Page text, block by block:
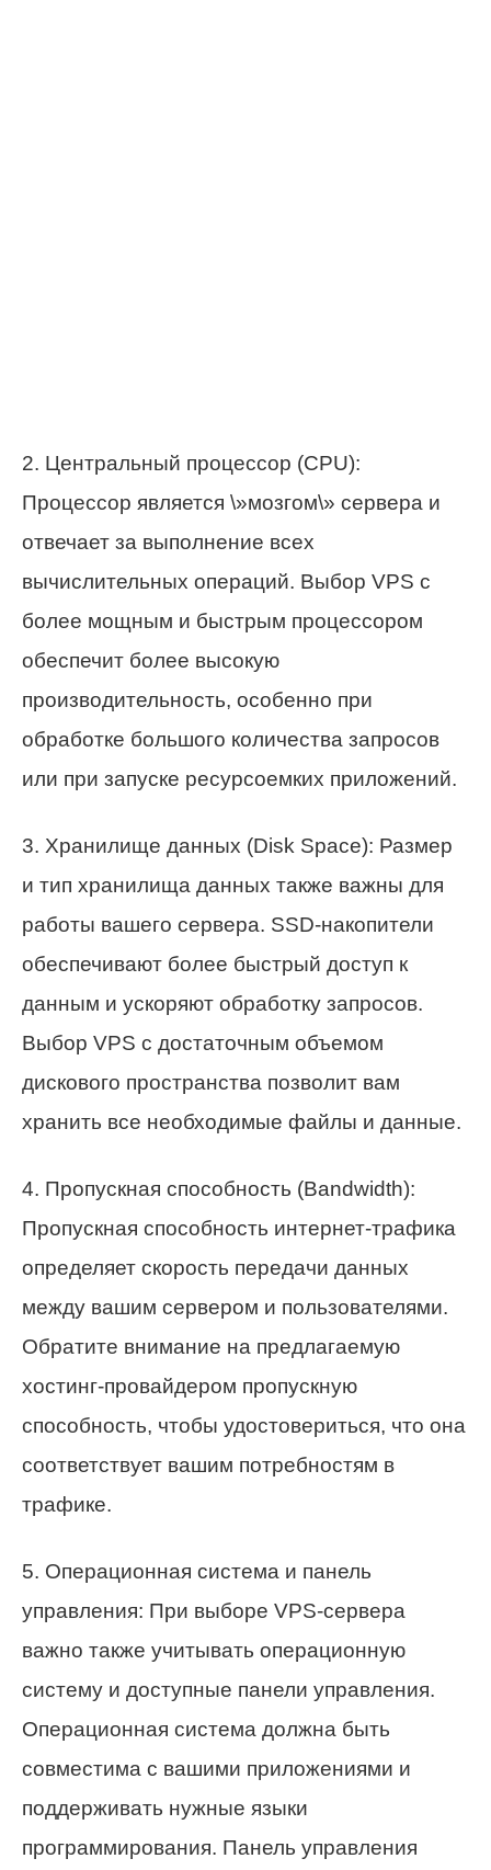
2. Центральный процессор (CPU):
Процессор является \»мозгом\» сервера и
отвечает за выполнение всех
вычислительных операций. Выбор VPS с
более мощным и быстрым процессором
обеспечит более высокую
производительность, особенно при
обработке большого количества запросов
или при запуске ресурсоемких приложений.
3. Хранилище данных (Disk Space): Размер
и тип хранилища данных также важны для
работы вашего сервера. SSD-накопители
обеспечивают более быстрый доступ к
данным и ускоряют обработку запросов.
Выбор VPS с достаточным объемом
дискового пространства позволит вам
хранить все необходимые файлы и данные.
4. Пропускная способность (Bandwidth):
Пропускная способность интернет-трафика
определяет скорость передачи данных
между вашим сервером и пользователями.
Обратите внимание на предлагаемую
хостинг-провайдером пропускную
способность, чтобы удостовериться, что она
соответствует вашим потребностям в
трафике.
5. Операционная система и панель
управления: При выборе VPS-сервера
важно также учитывать операционную
систему и доступные панели управления.
Операционная система должна быть
совместима с вашими приложениями и
поддерживать нужные языки
программирования. Панель управления